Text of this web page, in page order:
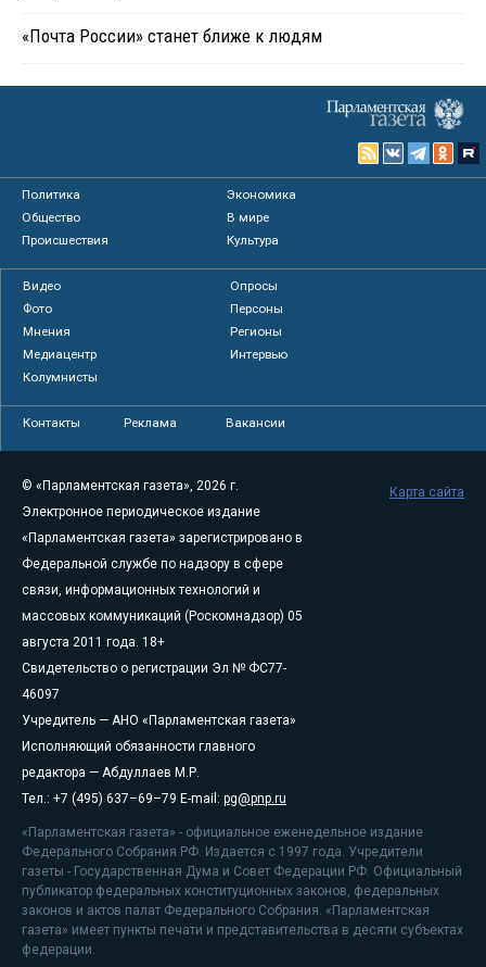
«Почта России» станет ближе к людям
Политика
Экономика
Общество
В мире
Происшествия
Культура
Видео
Опросы
Фото
Персоны
Мнения
Регионы
Медиацентр
Интервью
Колумнисты
Контакты Реклама Вакансии
© «Парламентская газета», 2026 г.
Электронное периодическое издание
«Парламентская газета» зарегистрировано в
Федеральной службе по надзору в сфере
связи, информационных технологий и
массовых коммуникаций (Роскомнадзор) 05
августа 2011 года. 18+
Свидетельство о регистрации Эл № ФС77-
46097
Учредитель — АНО «Парламентская газета»
Исполняющий обязанности главного
редактора — Абдуллаев М.Р.
Тел.: +7 (495) 637–69–79 E-mail: pg@pnp.ru
«Парламентская газета» - официальное еженедельное издание
Федерального Собрания РФ. Издается с 1997 года. Учредители
газеты - Государственная Дума и Совет Федерации РФ. Официальный
публикатор федеральных конституционных законов, федеральных
законов и актов палат Федерального Собрания. «Парламентская
газета» имеет пункты печати и представительства в десяти субъектах
федерации.
Карта сайта